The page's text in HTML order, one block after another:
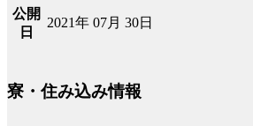
公開
日
2021年 07月 30日
寮・住み込み情報